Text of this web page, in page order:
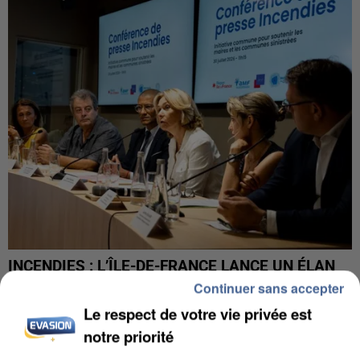
INCENDIES : L’ÎLE-DE-FRANCE LANCE UN ÉLAN
DE SOLIDARITÉ AVEC LES...
Le respect de votre vie privée est
notre priorité
Continuer sans accepter